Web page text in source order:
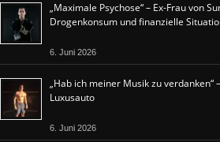
„Maximale Psychose“ – Ex-Frau von
Drogenkonsum und finanzielle
6. Juni 2026
„Hab ich meiner Musik zu
Luxusauto
6. Juni 2026